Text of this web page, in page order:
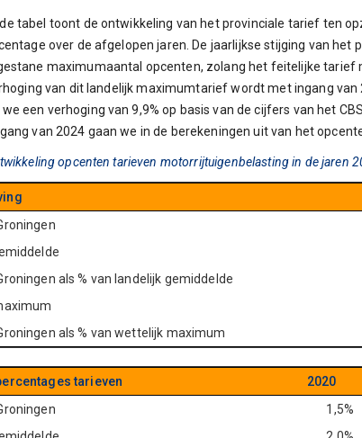
tabel toont de ontwikkeling van het provinciale tarief ten
over de afgelopen jaren. De jaarlijkse stijging van
maximumaantal opcenten, zolang het feitelijke
van dit landelijk maximumtarief wordt met ingang
een verhoging van 9,9% op basis van de cijfers van het
van 2024 gaan we in de berekeningen uit van het
opcenten tarieven motorrijtuigenbelasting in de jaren
als % van landelijk gemiddelde
als % van wettelijk maximum
tarieven 2020
1,5%